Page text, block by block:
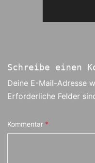
Schreibe einen
Deine E-Mail-Adresse
Erforderliche Felder
Kommentar *